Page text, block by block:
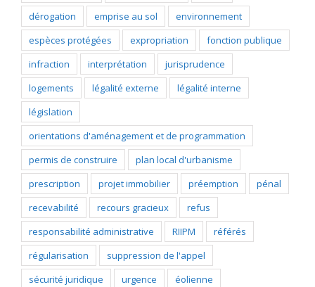
dérogation
emprise au sol
environnement
espèces protégées
expropriation
fonction publique
infraction
interprétation
jurisprudence
logements
légalité externe
légalité interne
législation
orientations d'aménagement et de programmation
permis de construire
plan local d'urbanisme
prescription
projet immobilier préemption
pénal
recevabilité
recours gracieux
refus
responsabilité administrative
RIIPM
référés
régularisation
suppression de l'appel
sécurité juridique
urgence
éolienne